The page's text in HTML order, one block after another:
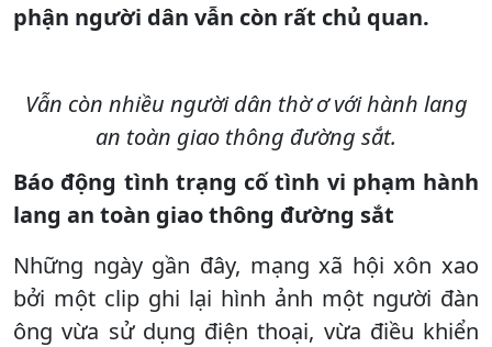
phận người dân vẫn còn rất chủ quan.
Vẫn còn nhiều người dân thờ ơ với hành lang
an toàn giao thông đường sắt.
Báo động tình trạng cố tình vi phạm hành
lang an toàn giao thông đường sắt
Những ngày gần đây, mạng xã hội xôn xao
bởi một clip ghi lại hình ảnh một người đàn
ông vừa sử dụng điện thoại, vừa điều khiển